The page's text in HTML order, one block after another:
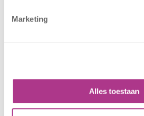
Marketing
Alles toestaan
het sportief zijn?
Sport BSO
Per 1